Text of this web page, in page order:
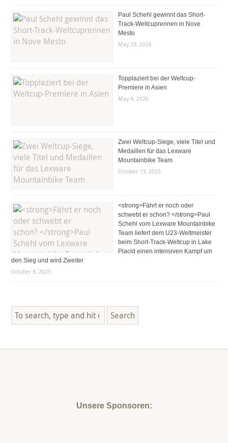
Paul Schehl gewinnt das Short-
Track-Weltcuprennen in Nove
Mesto
May 28, 2026
Topplaziert bei der Weltcup-
Premiere in Asien
May 4, 2026
Zwei Weltcup-Siege, viele Titel und
Medaillen für das Lexware
Mountainbike Team
October 13, 2025
<strong>Fährt er noch oder
schwebt er schon? </strong>Paul
Schehl vom Lexware Mountainbike
Team liefert dem U23-Weltmeister
beim Short-Track-Weltcup in Lake
Placid einen intensiven Kampf um
den Sieg und wird Zweiter
October 8, 2025
Search
Unsere Sponsoren: